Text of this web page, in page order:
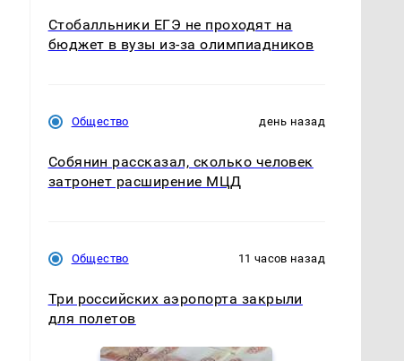
Стобалльники ЕГЭ не проходят на
бюджет в вузы из-за олимпиадников
Общество день назад
Собянин рассказал, сколько человек
затронет расширение МЦД
Общество 11 часов назад
Три российских аэропорта закрыли
для полетов